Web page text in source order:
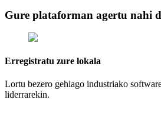
Gure plataforman agertu nahi
Erregistratu zure lokala
Lortu bezero gehiago industriako
liderrarekin.